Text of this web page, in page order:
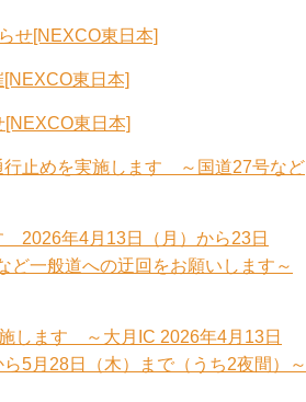
[NEXCO東日本]
東日本]
東日本]
行止めを実施します ～国道27号など
2026年4月13日（月）から23日
一般道への迂回をお願いします～
します ～大月IC 2026年4月13日
5月28日（木）まで（うち2夜間）～